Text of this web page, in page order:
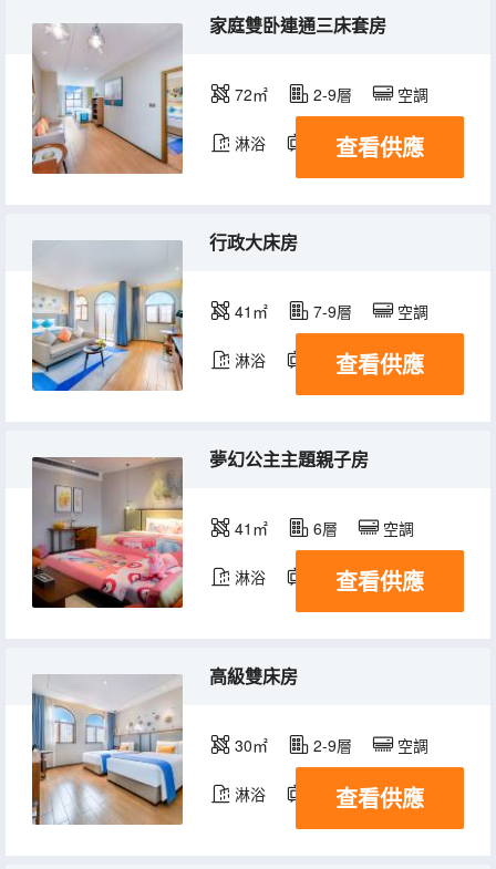
家庭雙卧連通三床套房
72㎡ 2-9層 空調
淋浴 電視機
查看供應
行政大床房
41㎡ 7-9層 空調
淋浴 電視機
查看供應
夢幻公主主題親子房
41㎡ 6層 空調
淋浴 電視機 冰箱
查看供應
高級雙床房
30㎡ 2-9層 空調
淋浴 電視機
查看供應